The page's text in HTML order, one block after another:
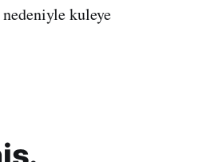
kuleye